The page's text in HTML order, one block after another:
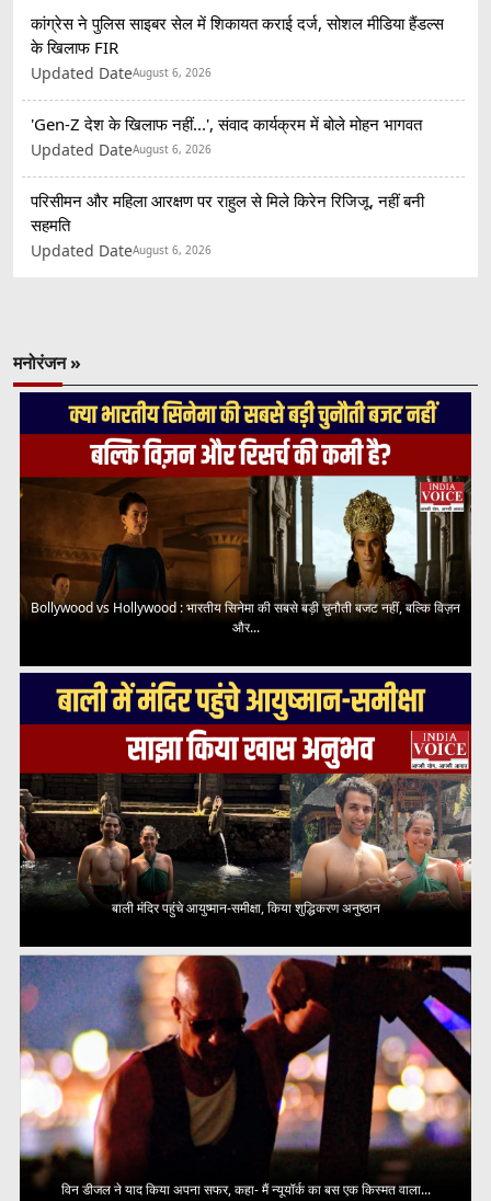
कांग्रेस ने पुलिस साइबर सेल में शिकायत कराई दर्ज, सोशल मीडिया हैंडल्स
के खिलाफ FIR
Updated DateAugust 6, 2026
'Gen-Z देश के खिलाफ नहीं...', संवाद कार्यक्रम में बोले मोहन भागवत
Updated DateAugust 6, 2026
परिसीमन और महिला आरक्षण पर राहुल से मिले किरेन रिजिजू, नहीं बनी
सहमति
Updated DateAugust 6, 2026
मनोरंजन »
Bollywood vs Hollywood : भारतीय सिनेमा की सबसे बड़ी चुनौती बजट नहीं, बल्कि विज़न
और...
बाली मंदिर पहुंचे आयुष्मान-समीक्षा, किया शुद्धिकरण अनुष्ठान
विन डीजल ने याद किया अपना सफर, कहा- मैं न्यूयॉर्क का बस एक किस्मत वाला...